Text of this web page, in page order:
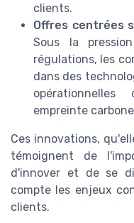
clients.
Offres centrées
Sous la
régulations, les
dans des
empreinte
Ces innovations,
témoignent de
d'innover et de se
compte les enjeux
clients.